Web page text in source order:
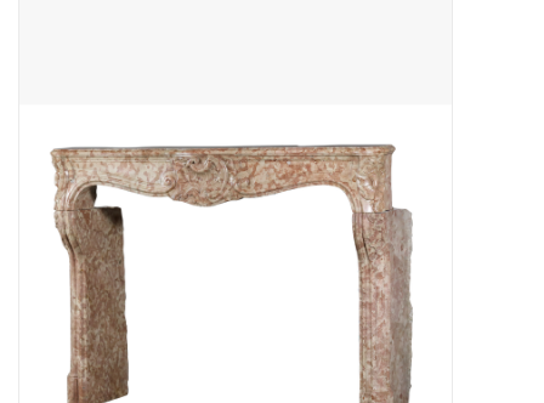
Decoratieve Outdoor
Objecten
Vloeren - Steen, Terra Cotta
& Marmer